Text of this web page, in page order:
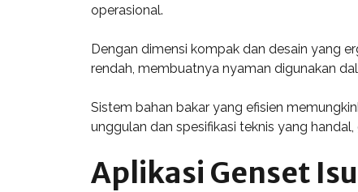
operasional.
Dengan dimensi kompak dan desain yang
rendah, membuatnya nyaman digunakan
Sistem bahan bakar yang efisien
unggulan dan spesifikasi teknis yang
Aplikasi Genset